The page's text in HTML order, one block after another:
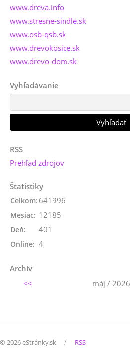
www.dreva.info
www.stresne-sindle.sk
www.osb-qsb.sk
www.drevokosice.sk
www.drevo-dom.sk
Vyhľadávanie
RSS
Prehľad zdrojov
Štatistiky
Online: 4
Celkom: 641996
Mesiac: 12185
Deň: 401
Archív
<<
máj / 2026
© 2026 eStránky.sk / RSS